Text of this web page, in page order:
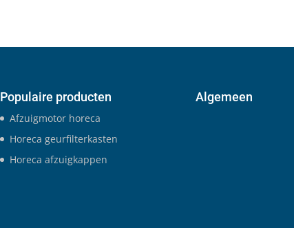
Populaire producten
Afzuigmotor horeca
Horeca geurfilterkasten
Horeca afzuigkappen
Algemeen